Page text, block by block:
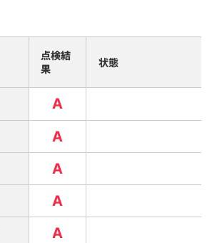
点検結
果
状態
A
A
A
A
A